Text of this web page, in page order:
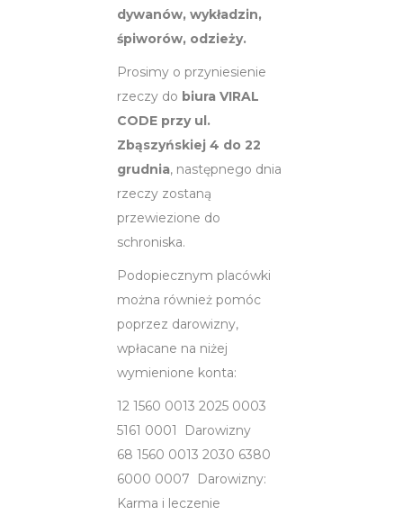
dywanów, wykładzin,
śpiworów, odzieży.
Prosimy o przyniesienie
rzeczy do biura VIRAL
CODE przy ul.
Zbąszyńskiej 4 do 22
grudnia, następnego dnia
rzeczy zostaną
przewiezione do
schroniska.
Podopiecznym placówki
można również pomóc
poprzez darowizny,
wpłacane na niżej
wymienione konta:
12 1560 0013 2025 0003
5161 0001 Darowizny
68 1560 0013 2030 6380
6000 0007 Darowizny:
Karma i leczenie